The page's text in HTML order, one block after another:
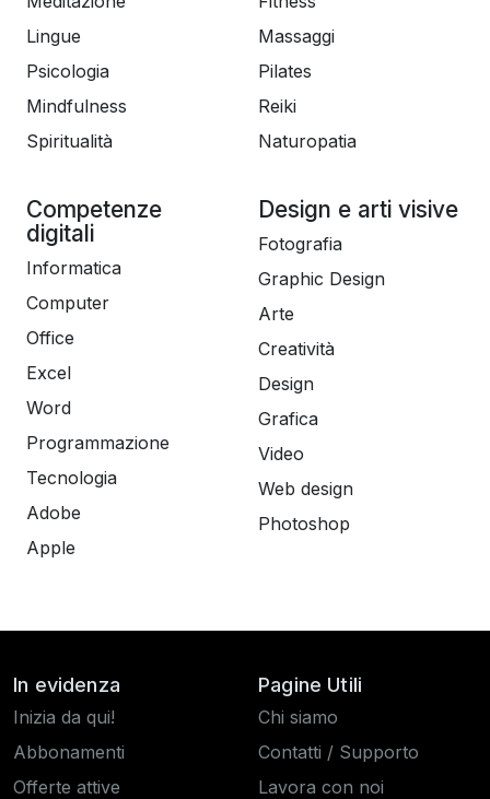
Lingue
Psicologia
Mindfulness
Spiritualità
Massaggi
Pilates
Reiki
Naturopatia
Competenze
digitali
Informatica
Computer
Office
Excel
Word
Programmazione
Tecnologia
Adobe
Apple
Design e arti visive
Fotografia
Graphic Design
Arte
Creatività
Design
Grafica
Video
Web design
Photoshop
In evidenza
Inizia da qui!
Abbonamenti
Offerte attive
Pagine Utili
Chi siamo
Contatti / Supporto
Lavora con noi